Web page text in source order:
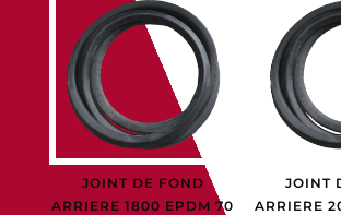
JOINT DE FOND
ARRIERE 1800 EPDM 70
JOINT
ARRIERE